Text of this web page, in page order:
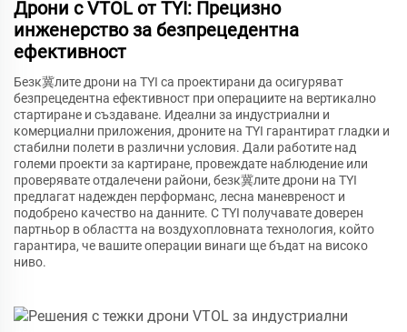
Дрони с VTOL от TYI: Прецизно
инженерство за безпрецедентна
ефективност
Безк冀лите дрони на TYI са проектирани да осигуряват
безпрецедентна ефективност при операциите на вертикално
стартиране и създаване. Идеални за индустриални и
комерциални приложения, дроните на TYI гарантират гладки и
стабилни полети в различни условия. Дали работите над
големи проекти за картиране, провеждате наблюдение или
проверявате отдалечени райони, безк冀лите дрони на TYI
предлагат надежден перформанс, лесна маневреност и
подобрено качество на данните. С TYI получавате доверен
партньор в областта на воздухопловната технология, който
гарантира, че вашите операции винаги ще бъдат на високо
ниво.